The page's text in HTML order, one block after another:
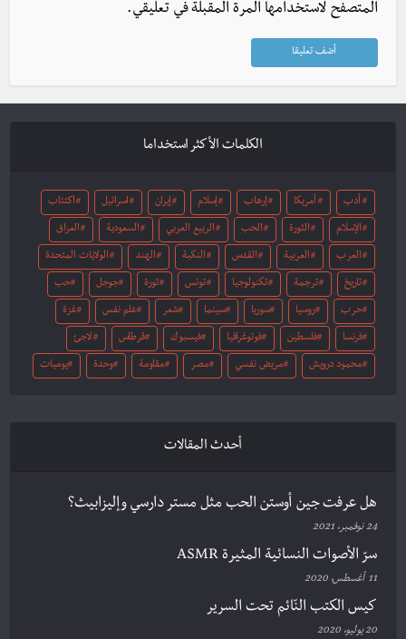
المتصفح لاستخدامها المرة المقبلة في تعليقي.
الكلمات الأكثر استخداما
أدب أمريكا إرهاب إسلام إيران اسرائيل اكتئاب
الإسلام الثورة الحب الربيع العربي السعودية العراق
العرب العربية القدس النكبة الهند الولايات المتحدة
تاريخ ترجمة تكنولوجيا تونس ثورة جوجل حب
حرب روسيا سوريا سينما شعر علم نفس غزة
فرنسا فلسطين فوتوغرافيا فيسبوك قرطاس لاجئ
محمود درويش مريض نفسي مصر مقاومة وحدة يوميات
أحدث المقالات
هل عرفت جين أوستن الحب مثل مستر دارسي وإليزابيث؟
24 نوفمبر، 2021
سرّ الأصوات النسائية المثيرة ASMR
11 أغسطس، 2020
كيس الكتب النّائم تحت السرير
20 يوليو، 2020